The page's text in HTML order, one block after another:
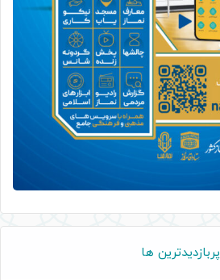
پربازدیدترین ها